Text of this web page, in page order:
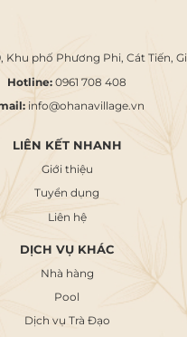
Khu phố Phương Phi, Cát Tiến,
Hotline: 0961 708 408
info@ohanavillage.vn
LIÊN KẾT NHANH
Giới thiệu
Tuyển dụng
Liên hệ
DỊCH VỤ KHÁC
Nhà hàng
Pool
Dịch vụ Trà Đạo